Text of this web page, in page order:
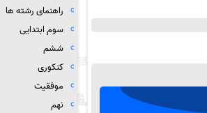
راهنمای رشته ها
سوم ابتدایی
ششم
کنکوری
موفقیت
نهم